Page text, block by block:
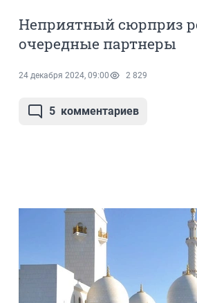
Неприятный сюрприз
очередные партнеры
24 декабря 2024, 09:00 2 829
5 комментариев